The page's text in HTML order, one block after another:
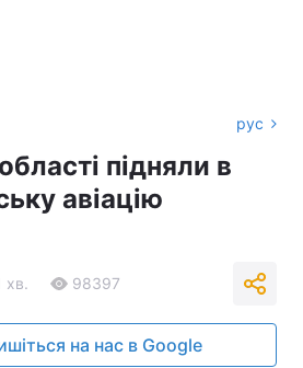
рус
підняли в
авіацію
хв. 98397
на нас в Google